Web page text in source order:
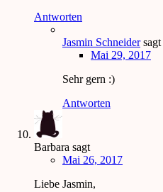
Antworten
Jasmin Schneider sagt
Mai 29, 2017
Sehr gern :)
Antworten
Barbara sagt
Mai 26, 2017
Liebe Jasmin,